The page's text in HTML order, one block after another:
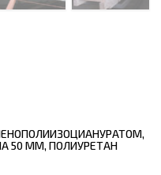
50 ММ, ПОЛИУРЕТАН